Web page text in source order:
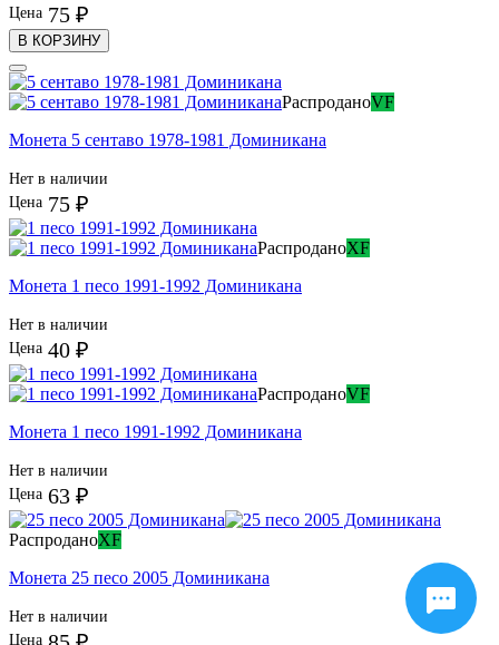
Цена 75 ₽
В КОРЗИНУ
РаспроданоVF
Монета 5 сентаво 1978-1981 Доминикана
Нет в наличии
Цена 75 ₽
РаспроданоXF
Монета 1 песо 1991-1992 Доминикана
Нет в наличии
Цена 40 ₽
РаспроданоVF
Монета 1 песо 1991-1992 Доминикана
Нет в наличии
Цена 63 ₽
РаспроданоXF
Монета 25 песо 2005 Доминикана
Нет в наличии
Цена